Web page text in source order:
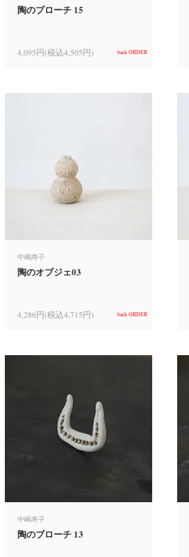
陶のブローチ 15
4,095円(税込4,505円) back ORDER
中嶋寿子
陶のオブジェ03
4,286円(税込4,715円) back ORDER
中嶋寿子
陶のブローチ 13